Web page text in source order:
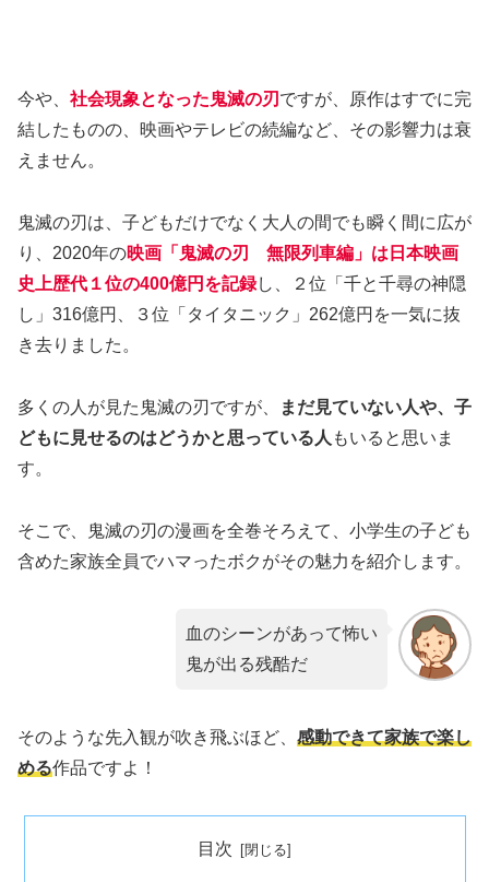
今や、 社会現象となった鬼滅の刃 ですが、原作はすでに完
結したものの、映画やテレビの続編など、その影響力は衰
えません。
鬼滅の刃は、子どもだけでなく大人の間でも瞬く間に広が
り、2020年の映画「鬼滅の刃 無限列車編」は日本映画
史上歴代１位の400億円を記録し、２位「千と千尋の神隠
し」316億円、３位「タイタニック」262億円を一気に抜
き去りました。
多くの人が見た鬼滅の刃ですが、
まだ見ていない人や、子
どもに見せるのはどうかと思っている人 もいると思いま
す。
そこで、鬼滅の刃の漫画を全巻そろえて、小学生の子ども
含めた家族全員でハマったボクがその魅力を紹介します。
血のシーンがあって怖い
鬼が出る残酷だ
そのような先入観が吹き飛ぶほど、 感動できて家族で楽し
める作品ですよ！
目次